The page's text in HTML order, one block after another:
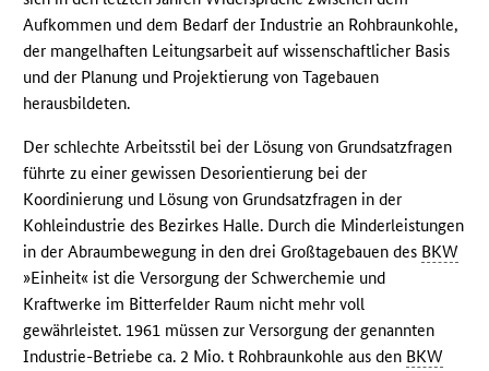
Aufkommen und dem Bedarf der Industrie an Rohbraunkohle,
der mangelhaften Leitungsarbeit auf wissenschaftlicher Basis
und der Planung und Projektierung von Tagebauen
herausbildeten.
Der schlechte Arbeitsstil bei der Lösung von Grundsatzfragen
führte zu einer gewissen Desorientierung bei der
Koordinierung und Lösung von Grundsatzfragen in der
Kohleindustrie des Bezirkes Halle. Durch die Minderleistungen
in der Abraumbewegung in den drei Großtagebauen des BKW
»Einheit« ist die Versorgung der Schwerchemie und
Kraftwerke im Bitterfelder Raum nicht mehr voll
gewährleistet. 1961 müssen zur Versorgung der genannten
Industrie-Betriebe ca. 2 Mio. t Rohbraunkohle aus den BKW